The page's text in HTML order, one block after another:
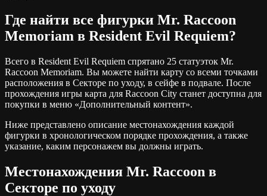
Где найти все фигурки Mr. Raccoon
Memoriam в Resident Evil Requiem?
Всего в Resident Evil Requiem спрятано 25 статуэток Mr.
Raccoon Memoriam. Вы можете найти карту со всеми точками
расположения в Секторе по уходу, в сейфе в подвале. После
прохождения игры карта для Raccoon City станет доступна для
покупки в меню «Дополнительный контент».
Ниже представлено описание местонахождения каждой
фигурки в хронологическом порядке прохождения, а также
указание, каким персонажем вы должны играть.
Местонахождения Mr. Raccoon в
Секторе по уходу